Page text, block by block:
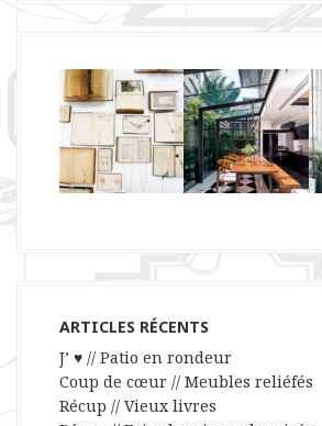
ARTICLES RÉCENTS
J’ ♥ // Patio en rondeur
Coup de cœur // Meubles reliéfés
Récup // Vieux livres